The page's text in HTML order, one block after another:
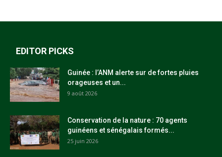
EDITOR PICKS
Guinée : l’ANM alerte sur de fortes pluies
orageuses et un...
9 août 2026
Conservation de la nature : 70 agents
guinéens et sénégalais formés...
25 juin 2026